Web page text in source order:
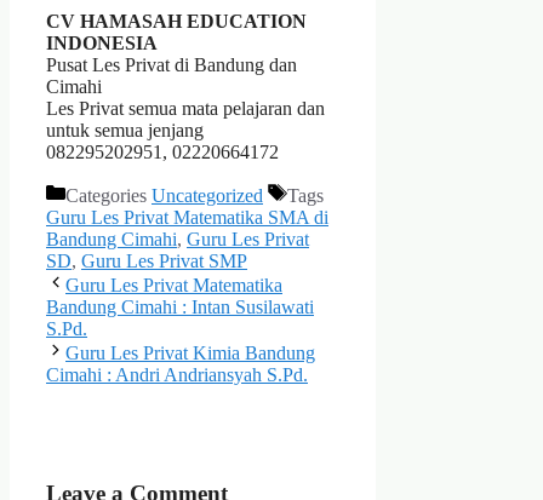
CV HAMASAH EDUCATION
INDONESIA
Pusat Les Privat di Bandung dan
Cimahi
Les Privat semua mata pelajaran dan
untuk semua jenjang
082295202951, 02220664172
Categories Uncategorized
Tags
Guru Les Privat Matematika SMA di
Bandung Cimahi, Guru Les Privat
SD, Guru Les Privat SMP
Guru Les Privat Matematika
Bandung Cimahi : Intan Susilawati
S.Pd.
Guru Les Privat Kimia Bandung
Cimahi : Andri Andriansyah S.Pd.
Leave a Comment